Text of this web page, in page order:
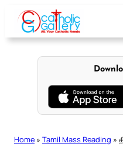
content
Home » Tamil Mass Reading »